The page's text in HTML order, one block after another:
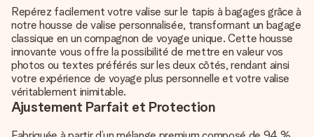
Repérez facilement votre valise sur le tapis à bagages grâce à
notre housse de valise personnalisée, transformant un bagage
classique en un compagnon de voyage unique. Cette housse
innovante vous offre la possibilité de mettre en valeur vos
photos ou textes préférés sur les deux côtés, rendant ainsi
votre expérience de voyage plus personnelle et votre valise
véritablement inimitable.
Ajustement Parfait et Protection